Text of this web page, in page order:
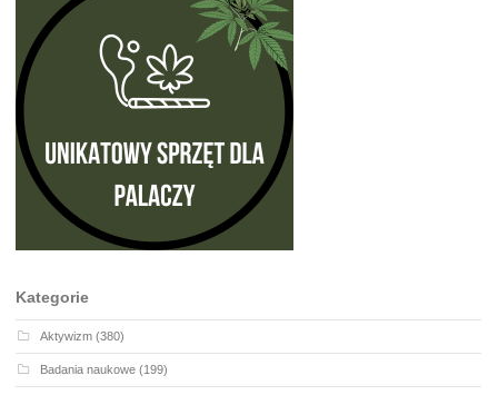
Kategorie
Aktywizm (380)
Badania naukowe (199)